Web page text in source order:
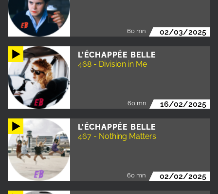
60 mn 02/03/2025
L'ÉCHAPPÉE BELLE
468 - Division in Me
60 mn 16/02/2025
L'ÉCHAPPÉE BELLE
467 - Nothing Matters
60 mn 02/02/2025